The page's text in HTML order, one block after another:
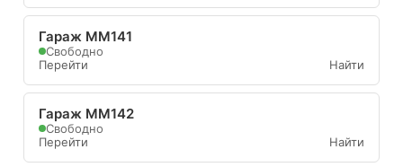
Гараж ММ141
Свободно
Перейти
Найти
Гараж ММ142
Свободно
Перейти
Найти